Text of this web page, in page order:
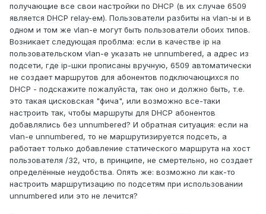
получающие все свои настройки по DHCP (в их случае 6509
является DHCP relay-ем). Пользователи разбиты на vlan-ы и в
одном и том же vlan-е могут быть пользователи обоих типов.
Возникает следующая проблма: если в качестве ip на
пользовательском vlan-e указать не unnumbered, а адрес из
подсети, где ip-шки прописаны вручную, 6509 автоматически
не создает маршрутов для абонентов подключающихся по
DHCP - подскажите пожалуйста, так оно и должно быть, т.е.
это такая цисковская "фича", или возможно все-таки
настроить так, чтобы маршруты для DHCP абонентов
добавлялись без unnumbered? И обратная ситуация: если на
vlan-е unnumbered, то не маршрутизируется подсеть, а
работает только добавление статического маршрута на хост
пользователя /32, что, в принципе, не смертельно, но создает
определённые неудобства. Опять же: возможно ли как-то
настроить маршрутизацию по подсетям при использовании
unnumbered или это не лечится?